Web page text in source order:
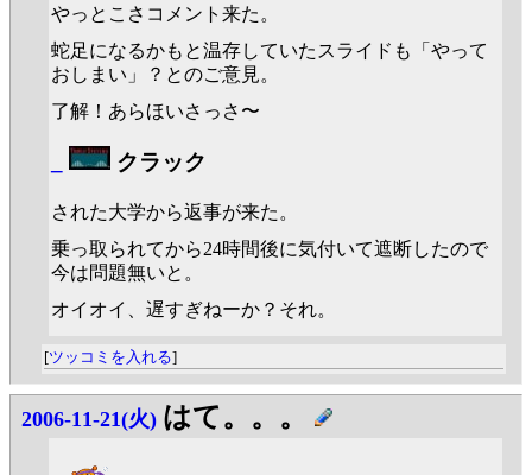
やっとこさコメント来た。
蛇足になるかもと温存していたスライドも「やって
おしまい」？とのご意見。
了解！あらほいさっさ〜
クラック
された大学から返事が来た。
乗っ取られてから24時間後に気付いて遮断したので
今は問題無いと。
オイオイ、遅すぎねーか？それ。
[ツッコミを入れる]
2006-11-21(火) はて。。。